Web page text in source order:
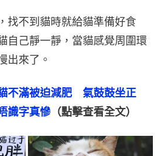
找不到貓時就給貓準備好食
自己靜一靜，當貓感覺周圍環
出來了。
不滿被迫減肥　氣鼓鼓坐正
識字真慘 （點擊查看全文）